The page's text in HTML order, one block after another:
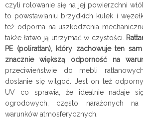
czyli rolowanie się na jej powierzchni
to powstawianiu brzydkich kulek i
też odporna na uszkodzenia
także łatwo ją utrzymać w czystości.
PE (polirattan), który zachowuje ten
znacznie większą odporność na
przeciwieństwie do mebli
dostanie się wilgoć. Jest on też
UV co sprawia, że idealnie nadaje
ogrodowych, często narażonych na
warunków atmosferycznych.